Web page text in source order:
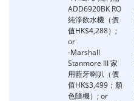
ADD6920BK RO
純淨飲水機（價
值HK$4,288）;
or
-Marshall
Stanmore III 家
用藍牙喇叭（價
值HK$3,499；顏
色隨機）; or